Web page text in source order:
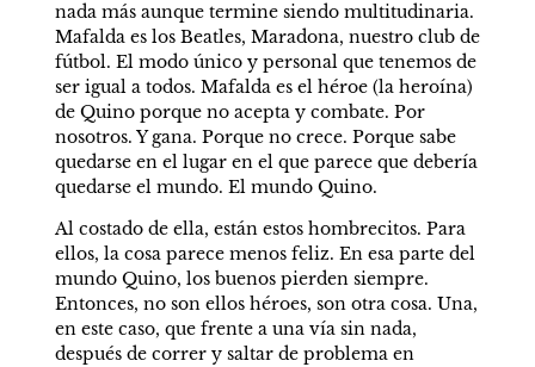
nada más aunque termine siendo multitudinaria.
Mafalda es los Beatles, Maradona, nuestro club de
fútbol. El modo único y personal que tenemos de
ser igual a todos. Mafalda es el héroe (la heroína)
de Quino porque no acepta y combate. Por
nosotros. Y gana. Porque no crece. Porque sabe
quedarse en el lugar en el que parece que debería
quedarse el mundo. El mundo Quino.
Al costado de ella, están estos hombrecitos. Para
ellos, la cosa parece menos feliz. En esa parte del
mundo Quino, los buenos pierden siempre.
Entonces, no son ellos héroes, son otra cosa. Una,
en este caso, que frente a una vía sin nada,
después de correr y saltar de problema en